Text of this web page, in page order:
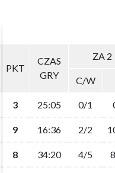
PKT
CZAS
GRY
ZA 2
C/W
3 25:05 0/1
9 16:36 2/2
8 34:20 4/5
PKT
CZAS
GRY
ZA 2
C/W
3 25:05 0/1
9 16:36 2/2
8 34:20 4/5